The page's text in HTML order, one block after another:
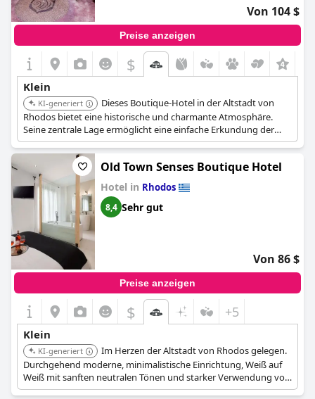
Von 104 $
Preise anzeigen
$
Klein
KI-generiert
Dieses Boutique-Hotel in der Altstadt von
Rhodos bietet eine historische und charmante Atmosphäre.
Seine zentrale Lage ermöglicht eine einfache Erkundung der
mittelalterlichen Stadt.
Old Town Senses Boutique Hotel
Hotel in Rhodos
8,4 Sehr gut
Von 86 $
Preise anzeigen
$ +5
Klein
KI-generiert
Im Herzen der Altstadt von Rhodos gelegen.
Durchgehend moderne, minimalistische Einrichtung, Weiß auf
Weiß mit sanften neutralen Tönen und starker Verwendung von
Holz, Glas, Metall und Stein. Die Suiten bieten jeden Komfort